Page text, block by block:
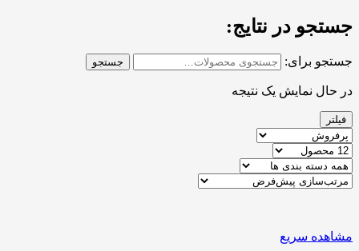
جستجو در نتایج:
جستجو برای: جستجو
در حال نمایش یک نتیجه
فیلتر
مشاهده سریع